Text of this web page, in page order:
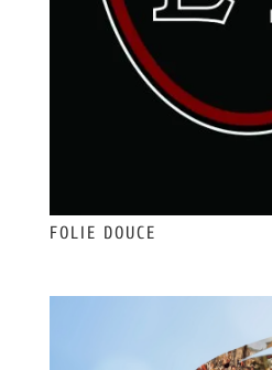
FOLIE DOUCE